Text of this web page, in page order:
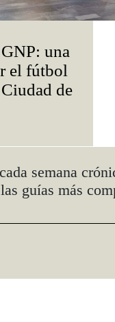
una
el fútbol
de